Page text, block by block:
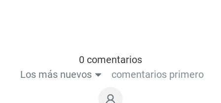
0 comentarios
Los más nuevos
comentarios primero